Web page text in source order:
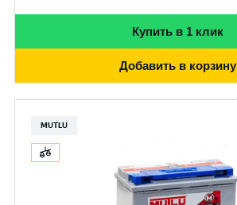
Купить в 1 клик
Добавить в корзину
MUTLU